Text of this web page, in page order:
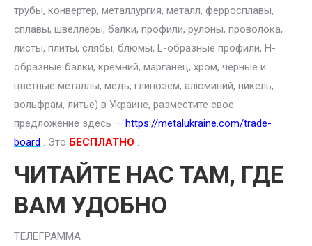
трубы, конвертер, металлургия, металл, ферросплавы,
сплавы, швеллеры, балки, профили, рулоны, проволока,
листы, плиты, слябы, блюмы, L-образные профили, H-
образные балки, кремний, марганец, хром, черные и
цветные металлы, медь, глинозем, алюминий, никель,
вольфрам, литье) в Украине, разместите свое
предложение здесь — https://metalukraine.com/trade-
board . Это БЕСПЛАТНО .
ЧИТАЙТЕ НАС ТАМ, ГДЕ
ВАМ УДОБНО
ТЕЛЕГРАММА